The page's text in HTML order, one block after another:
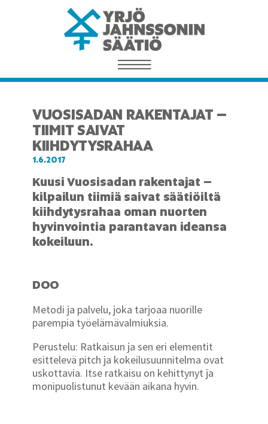
VUOSISADAN RAKENTAJAT –
TIIMIT SAIVAT
KIIHDYTYSRAHAA
1.6.2017
Kuusi Vuosisadan rakentajat –
kilpailun tiimiä saivat säätiöiltä
kiihdytysrahaa oman nuorten
hyvinvointia parantavan ideansa
kokeiluun.
DOO
Metodi ja palvelu, joka tarjoaa nuorille
parempia työelämävalmiuksia.
Perustelu: Ratkaisun ja sen eri elementit
esittelevä pitch ja kokeilusuunnitelma ovat
uskottavia. Itse ratkaisu on kehittynyt ja
monipuolistunut kevään aikana hyvin.